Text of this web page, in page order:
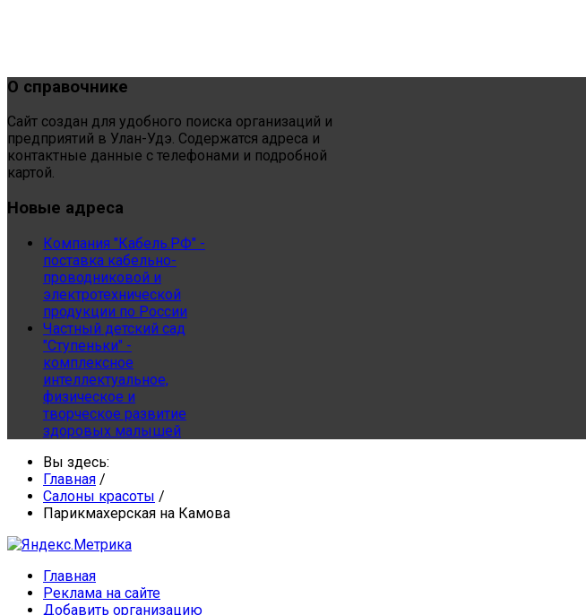
О справочнике
Сайт создан для удобного поиска организаций и
предприятий в Улан-Удэ. Содержатся адреса и
контактные данные с телефонами и подробной
картой.
Новые адреса
Компания "Кабель.РФ" -
поставка кабельно-
проводниковой и
электротехнической
продукции по России
Частный детский сад
"Ступеньки" -
комплексное
интеллектуальное,
физическое и
творческое развитие
здоровых малышей
Вы здесь:
Главная /
Салоны красоты /
Парикмахерская на Камова
Главная
Реклама на сайте
Добавить организацию